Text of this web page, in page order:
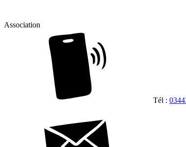
Association
Tél :